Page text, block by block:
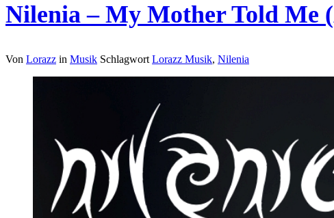
Nilenia – My Mother Told Me
Von Lorazz in Musik Schlagwort Lorazz Musik, Nilenia